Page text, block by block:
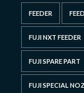
FEEDER
FUJI NXT FEEDER
FUJI SPARE PART
FUJI SPECIAL